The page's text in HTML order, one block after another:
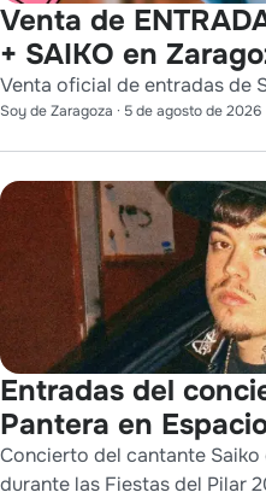
Venta de
+ SAIKO en
Venta oficial de entradas de
Soy de Zaragoza · 5 de agosto de 2026
Entradas del
Pantera en
Concierto del cantante
durante las Fiestas del Pilar